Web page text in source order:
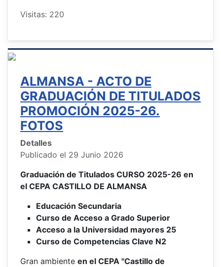
Visitas: 220
ALMANSA - ACTO DE
GRADUACIÓN DE TITULADOS
PROMOCIÓN 2025-26.
FOTOS
Detalles
Publicado el 29 Junio 2026
Graduación de Titulados CURSO 2025-26 en
el CEPA CASTILLO DE ALMANSA
Educación Secundaria
Curso de Acceso a Grado Superior
Acceso a la Universidad mayores 25
Curso de Competencias Clave N2
Gran ambiente en el CEPA "Castillo de